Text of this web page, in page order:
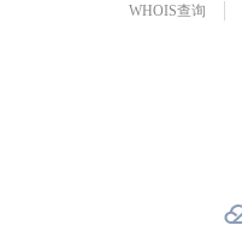
WHOIS查询